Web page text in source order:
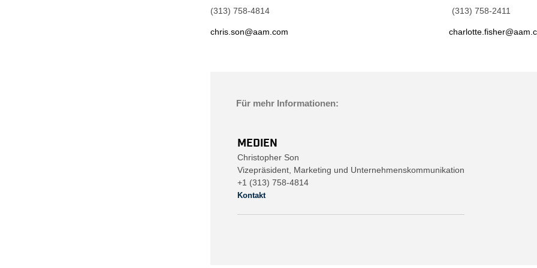
(313) 758-4814 (313) 758-2411
chris.son@aam.com
Für mehr Informationen:
MEDIEN
Christopher Son
Vizepräsident, Marketing und Unternehmenskommunikation
+1 (313) 758-4814
Kontakt